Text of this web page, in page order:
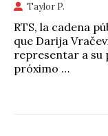
Taylor P.
RTS, la cadena
que Darija
representar a su
próximo …